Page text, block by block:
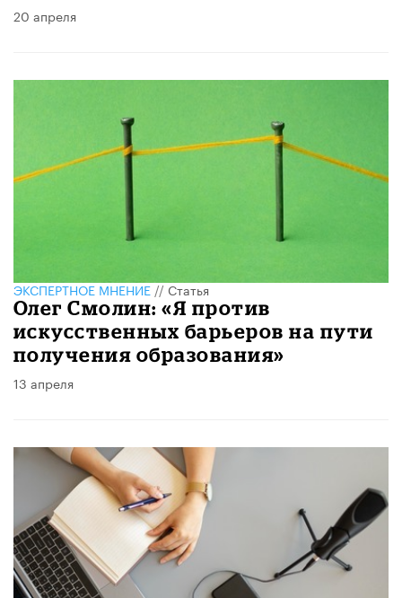
20 апреля
ЭКСПЕРТНОЕ МНЕНИЕ//Статья
Олег Смолин: «Я против
искусственных барьеров на пути
получения образования»
13 апреля